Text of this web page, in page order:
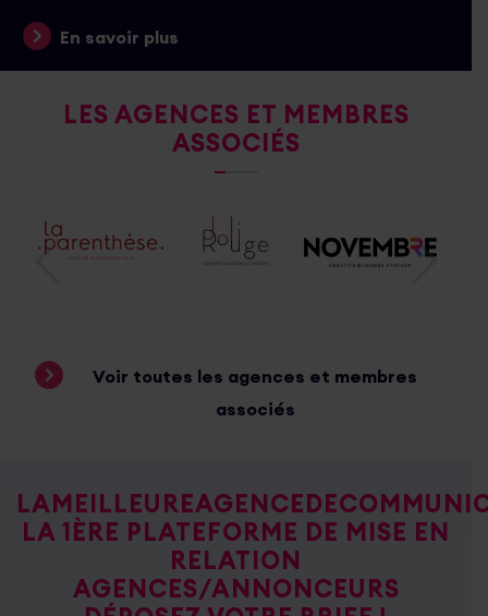
En savoir plus
LES AGENCES ET MEMBRES
ASSOCIÉS
Voir toutes les agences et membres
associés
LA 1ÈRE PLATEFORME DE MISE EN
RELATION
AGENCES/ANNONCEURS